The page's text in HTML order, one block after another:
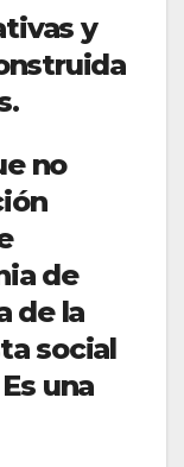
y
no
de
de la
social
una